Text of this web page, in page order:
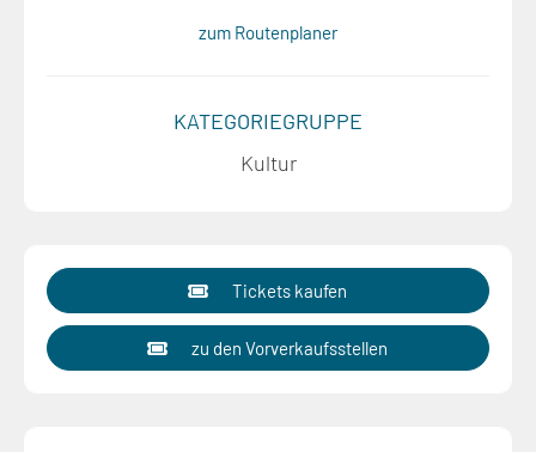
zum Routenplaner
KATEGORIEGRUPPE
Kultur
Tickets kaufen
zu den Vorverkaufsstellen